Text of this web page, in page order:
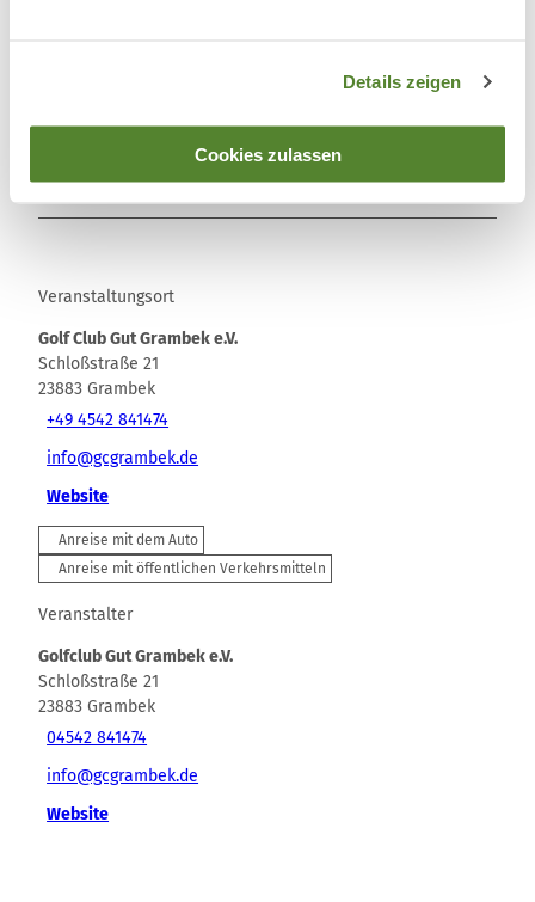
Details zeigen
Cookies zulassen
Veranstaltung
Veranstaltungsort
Golf Club Gut Grambek e.V.
Schloßstraße 21
23883 Grambek
+49 4542 841474
info@gcgrambek.de
Website
Anreise mit dem Auto
Anreise mit öffentlichen Verkehrsmitteln
Veranstalter
Golfclub Gut Grambek e.V.
Schloßstraße 21
23883 Grambek
04542 841474
info@gcgrambek.de
Website